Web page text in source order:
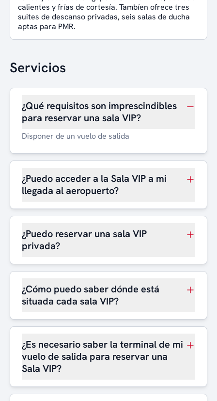
calientes y frías de cortesía. Tambíen ofrece tres
suites de descanso privadas, seis salas de ducha
aptas para PMR.
Servicios
¿Qué requisitos son imprescindibles
para reservar una sala VIP?
Disponer de un vuelo de salida
¿Puedo acceder a la Sala VIP a mi
llegada al aeropuerto?
¿Puedo reservar una sala VIP
privada?
¿Cómo puedo saber dónde está
situada cada sala VIP?
¿Es necesario saber la terminal de mi
vuelo de salida para reservar una
Sala VIP?